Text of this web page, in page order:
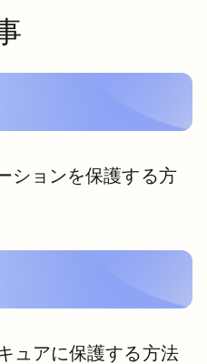
ションを保護する方
ュアに保護する方法